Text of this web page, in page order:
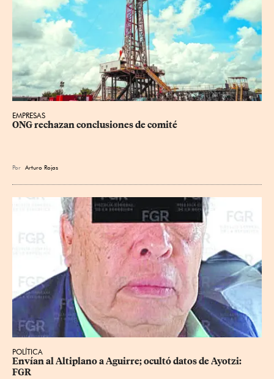
EMPRESAS
ONG rechazan conclusiones de comité
Por Arturo Rojas
POLÍTICA
Envían al Altiplano a Aguirre; ocultó datos de Ayotzi:
FGR